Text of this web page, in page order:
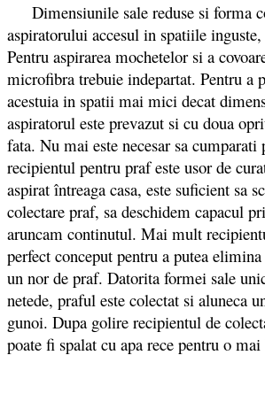
Dimensiunile sale reduse si forma
aspiratorului accesul in spatiile
Pentru aspirarea mochetelor si a
microfibra trebuie indepartat. Pentru a
acestuia in spatii mai mici decat
aspiratorul este prevazut si cu doua
fata. Nu mai este necesar sa cumparati
recipientul pentru praf este usor de
aspirat întreaga casa, este suficient sa
colectare praf, sa deschidem capacul
aruncam continutul. Mai mult
perfect conceput pentru a putea
un nor de praf. Datorita formei sale
netede, praful este colectat si aluneca
gunoi. Dupa golire recipientul de
poate fi spalat cu apa rece pentru o